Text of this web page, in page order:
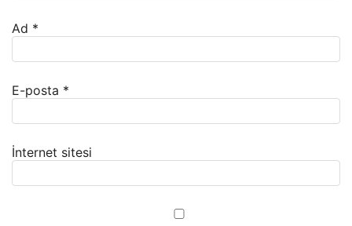
Ad *
E-posta *
İnternet sitesi